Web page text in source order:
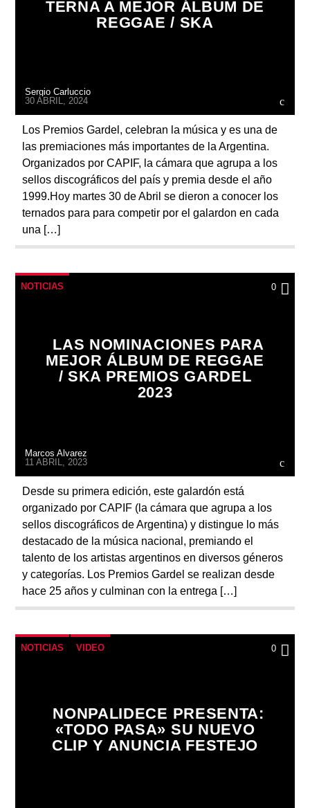
TERNA A MEJOR ÁLBUM DE
REGGAE / SKA
Sergio Carluccio
30 ABRIL, 2024
Los Premios Gardel, celebran la música y es una de
las premiaciones más importantes de la Argentina.
Organizados por CAPIF, la cámara que agrupa a los
sellos discográficos del país y premia desde el año
1999.Hoy martes 30 de Abril se dieron a conocer los
ternados para para competir por el galardon en cada
una […]
NOTICIAS 0
LAS NOMINACIONES PARA
MEJOR ÁLBUM DE REGGAE
/ SKA PREMIOS GARDEL
2023
Marcos Alvarez
11 ABRIL, 2023
Desde su primera edición, este galardón está
organizado por CAPIF (la cámara que agrupa a los
sellos discográficos de Argentina) y distingue lo más
destacado de la música nacional, premiando el
talento de los artistas argentinos en diversos géneros
y categorías. Los Premios Gardel se realizan desde
hace 25 años y culminan con la entrega […]
NOTICIAS VIDEO 0
NONPALIDECE PRESENTA:
«TODO PASA» SU NUEVO
CLIP Y ANUNCIA FESTEJO